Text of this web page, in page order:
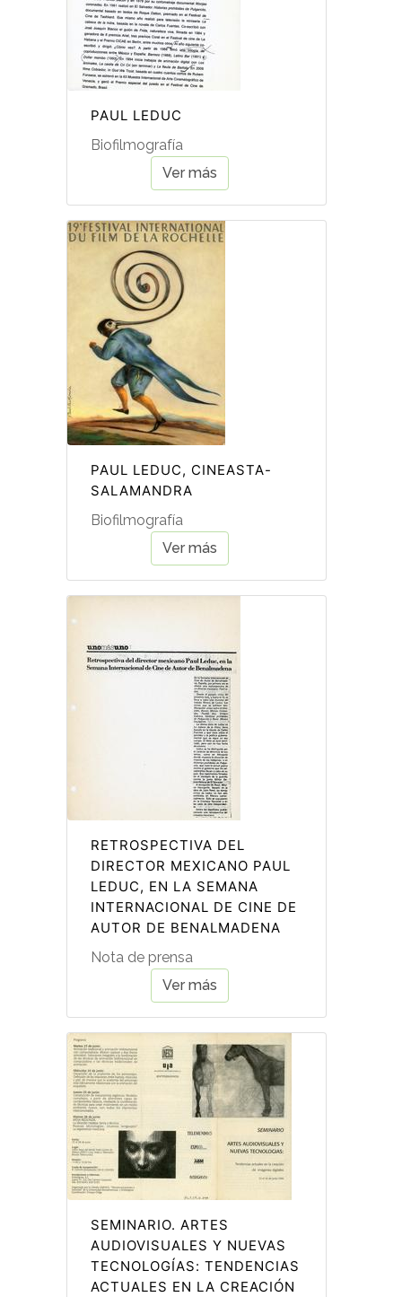
PAUL LEDUC
Biofilmografía
Ver más
PAUL LEDUC, CINEASTA-
SALAMANDRA
Biofilmografía
Ver más
RETROSPECTIVA DEL
DIRECTOR MEXICANO PAUL
LEDUC, EN LA SEMANA
INTERNACIONAL DE CINE DE
AUTOR DE BENALMADENA
Nota de prensa
Ver más
SEMINARIO. ARTES
AUDIOVISUALES Y NUEVAS
TECNOLOGÍAS: TENDENCIAS
ACTUALES EN LA CREACIÓN